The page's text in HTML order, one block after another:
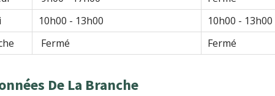
10h00 - 13h00
10h00 - 13h00
Fermé Fermé
De La Branche